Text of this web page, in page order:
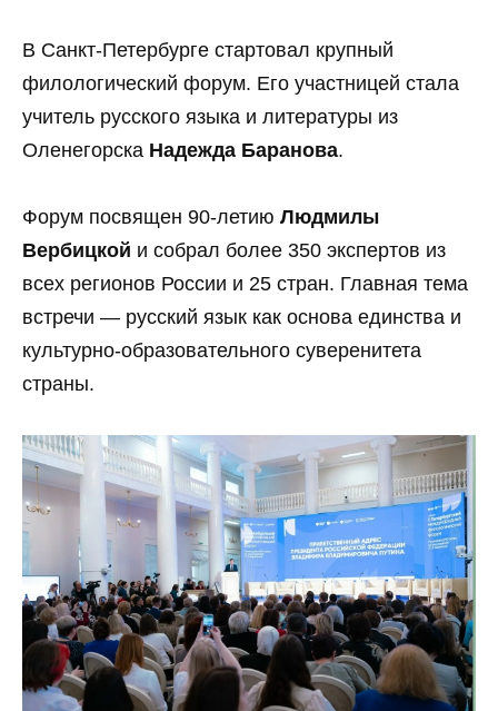
В Санкт-Петербурге стартовал крупный
филологический форум. Его участницей стала
учитель русского языка и литературы из
Оленегорска Надежда Баранова.
Форум посвящен 90-летию Людмилы
Вербицкой и собрал более 350 экспертов из
всех регионов России и 25 стран. Главная тема
встречи — русский язык как основа единства и
культурно-образовательного суверенитета
страны.